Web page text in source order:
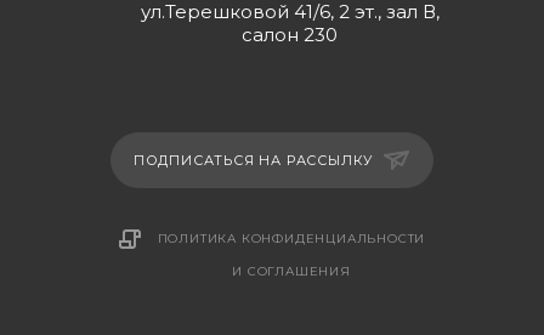
ул.Терешковой 41/6, 2 эт., зал В,
салон 230
ПОДПИСАТЬСЯ НА РАССЫЛКУ
ПОЛИТИКА КОНФИДЕНЦИАЛЬНОСТИ
И СОГЛАШЕНИЯ